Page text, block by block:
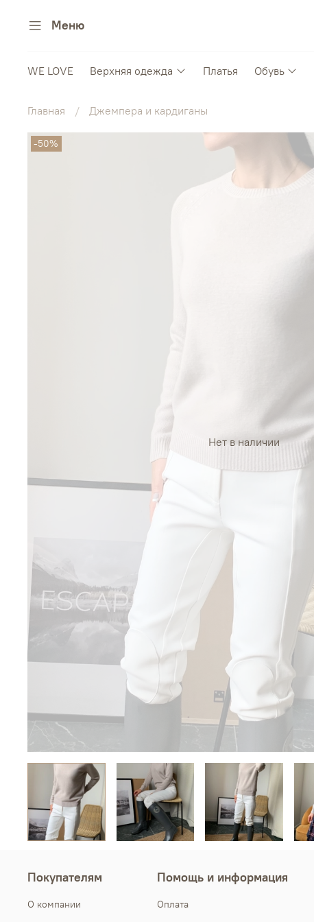
Меню
WE LOVE Верхняя одежда Платья Обувь
Главная Джемпера и кардиганы
Нет в наличии
-50%
Покупателям
О компании
Помощь и информация
Оплата